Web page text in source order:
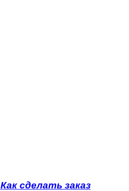
Как сделать заказ